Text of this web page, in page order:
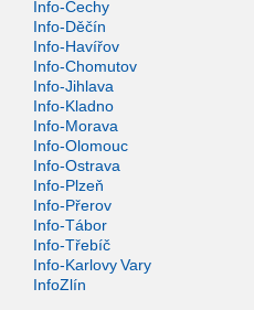
Info-Čechy
Info-Děčín
Info-Havířov
Info-Chomutov
Info-Jihlava
Info-Kladno
Info-Morava
Info-Olomouc
Info-Ostrava
Info-Plzeň
Info-Přerov
Info-Tábor
Info-Třebíč
Info-Karlovy Vary
InfoZlín